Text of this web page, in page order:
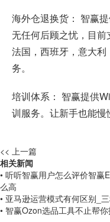
海外仓退换货： 智赢
无任何后顾之忧，目前
法国，西班牙，意大
务。
培训体系： 智赢提供
训服务。让新手也能慢
<< 上一篇
相关新闻
• 听听智赢用户怎么评价智赢
么高
• 亚马逊运营模式有何区别_
• 智赢Ozon选品工具不止帮